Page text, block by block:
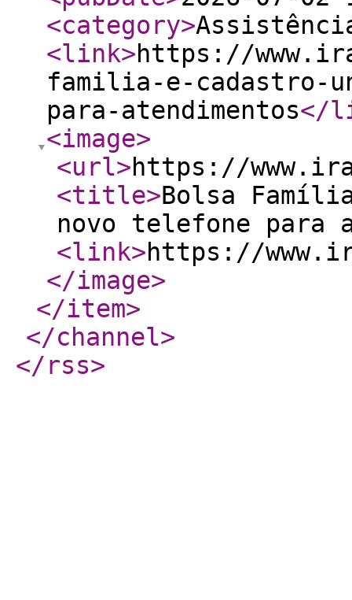
<category>
<link>https://
familia-e-cadastro-
para-atendimentos</
<image>
<url>https://
<title>Bolsa
novo telefone para
<link>https://
</image>
</item>
</channel>
</rss>